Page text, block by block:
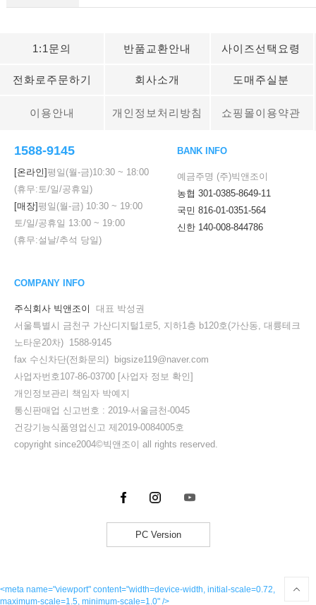
1:1문의 반품교환안내 사이즈선택요령
전화로주문하기 회사소개 도매주실분
이용안내 개인정보처리방침 쇼핑몰이용약관
1588-9145
[온라인] 평일(월-금)10:30 ~ 18:00
(휴무:토/일/공휴일)
[매장] 평일(월-금) 10:30 ~ 19:00
토/일/공휴일 13:00 ~ 19:00
(휴무:설날/추석 당일)
BANK INFO
예금주명 (주)빅앤조이
농협 301-0385-8649-11
국민 816-01-0351-564
신한 140-008-844786
COMPANY INFO
주식회사 빅앤조이
대표 박성권
서울특별시 금천구 가산디지털1로5, 지하1층 b120호(가산동, 대륭테크
노타운20차) 1588-9145
fax 수신차단(전화문의) bigsize119@naver.com
사업자번호107-86-03700 [사업자 정보 확인]
개인정보관리 책임자 박예지
통신판매업 신고번호 : 2019-서울금천-0045
건강기능식품영업신고 제2019-0084005호
copyright since2004©빅앤조이 all rights reserved.
PC Version
<meta name="viewport" content="width=device-width, initial-scale=0.72,
maximum-scale=1.5, minimum-scale=1.0" />